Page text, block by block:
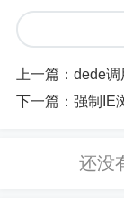
上一篇： dede调
下一篇： 强制IE